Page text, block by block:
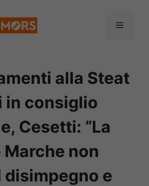
Menu
alla Steat
in consiglio
Cesetti: “La
Marche non
disimpegno e